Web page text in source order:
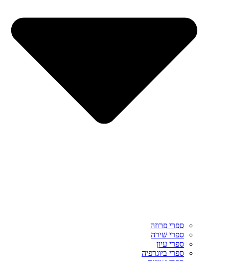
ספרי פרוזה
ספרי שירה
ספרי עיון
ספרי ביוגרפיה